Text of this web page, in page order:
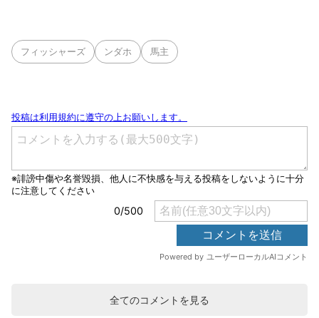
フィッシャーズ ンダホ 馬主
全てのコメントを見る